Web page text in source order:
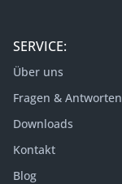
SERVICE:
Über uns
Fragen & Antworten
Downloads
Kontakt
Blog